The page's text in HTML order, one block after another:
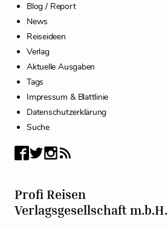
Blog / Report
News
Reiseideen
Verlag
Aktuelle Ausgaben
Tags
Impressum & Blattlinie
Datenschutzerklärung
Suche
Profi Reisen
Verlagsgesellschaft m.b.H.